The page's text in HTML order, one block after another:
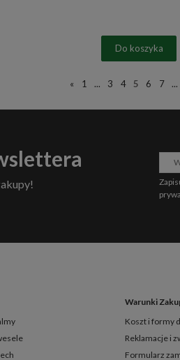
Do koszyka
« 1 ... 3 4 5 6 7 ...
Warunki
Koszt i formy
Reklamacje i
Formularz